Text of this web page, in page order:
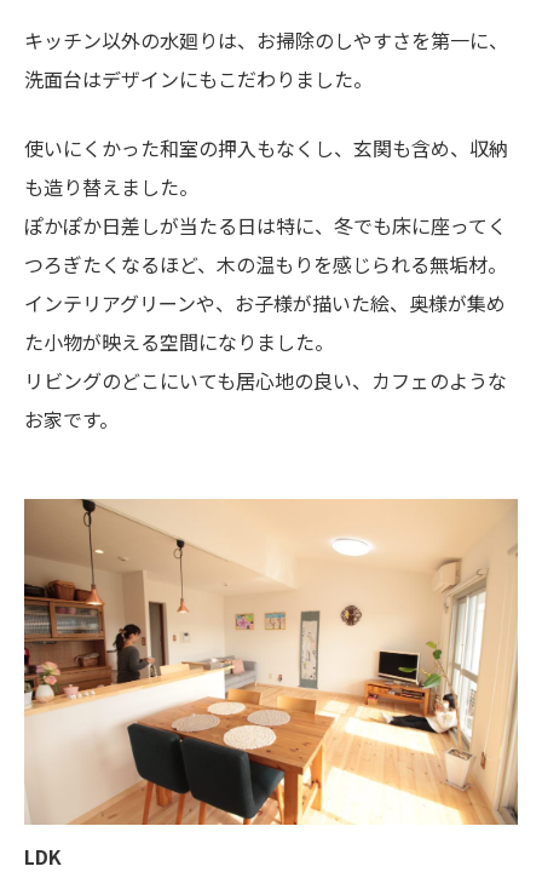
キッチン以外の水廻りは、お掃除のしやすさを第一に、
洗面台はデザインにもこだわりました。
使いにくかった和室の押入もなくし、玄関も含め、収納
も造り替えました。
ぽかぽか日差しが当たる日は特に、冬でも床に座ってく
つろぎたくなるほど、木の温もりを感じられる無垢材。
インテリアグリーンや、お子様が描いた絵、奥様が集め
た小物が映える空間になりました。
リビングのどこにいても居心地の良い、カフェのような
お家です。
LDK